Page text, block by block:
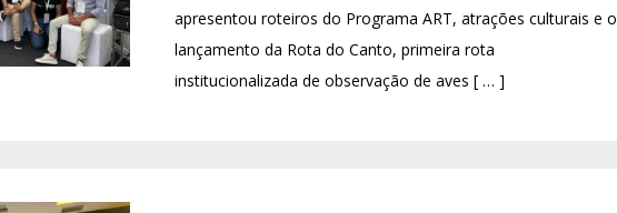
apresentou roteiros do Programa ART, atrações culturais e o
lançamento da Rota do Canto, primeira rota
institucionalizada de observação de aves [ … ]